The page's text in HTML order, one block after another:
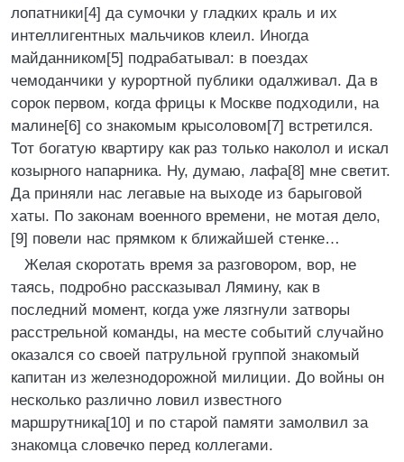
лопатники[4] да сумочки у гладких краль и их
интеллигентных мальчиков клеил. Иногда
майданником[5] подрабатывал: в поездах
чемоданчики у курортной публики одалживал. Да в
сорок первом, когда фрицы к Москве подходили, на
малине[6] со знакомым крысоловом[7] встретился.
Тот богатую квартиру как раз только наколол и искал
козырного напарника. Ну, думаю, лафа[8] мне светит.
Да приняли нас легавые на выходе из барыговой
хаты. По законам военного времени, не мотая дело,
[9] повели нас прямком к ближайшей стенке…
Желая скоротать время за разговором, вор, не
таясь, подробно рассказывал Лямину, как в
последний момент, когда уже лязгнули затворы
расстрельной команды, на месте событий случайно
оказался со своей патрульной группой знакомый
капитан из железнодорожной милиции. До войны он
несколько различно ловил известного
маршрутника[10] и по старой памяти замолвил за
знакомца словечко перед коллегами.